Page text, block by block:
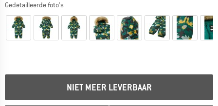
Gedetailleerde foto's
NIET MEER LEVERBAAR